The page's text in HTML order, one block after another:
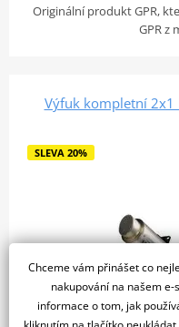
Originální produkt GPR,
GPR z
Výfuk kompletní 2x1
SLEVA 20%
Chceme vám přinášet co
nakupování na našem
informace o tom, jak